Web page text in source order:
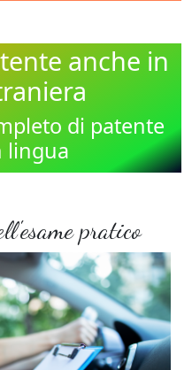
anche in
di patente
lingua
pratico